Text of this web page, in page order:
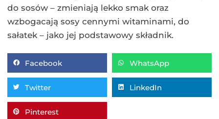
do sosów – zmieniają lekko smak oraz
wzbogacają sosy cennymi witaminami, do
sałatek – jako jej podstawowy składnik.
Facebook WhatsApp
Twitter LinkedIn
Pinterest